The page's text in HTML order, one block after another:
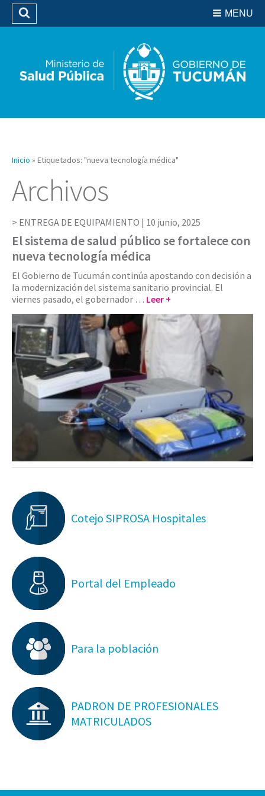
Biblioteca
MENU
Buscar
Inicio » Etiquetados: "nueva tecnología médica"
Archivos
ENTREGA DE EQUIPAMIENTO | 10 junio, 2025
El sistema de salud público se fortalece con
nueva tecnología médica
El Gobierno de Tucumán continúa apostando con decisión a
la modernización del sistema sanitario provincial. El
viernes pasado, el gobernador … Leer +
Cotejo SIPROSA Hospitales
Portal del Empleado
Para la población
PADRON DE PROFESIONALES
MATRICULADOS